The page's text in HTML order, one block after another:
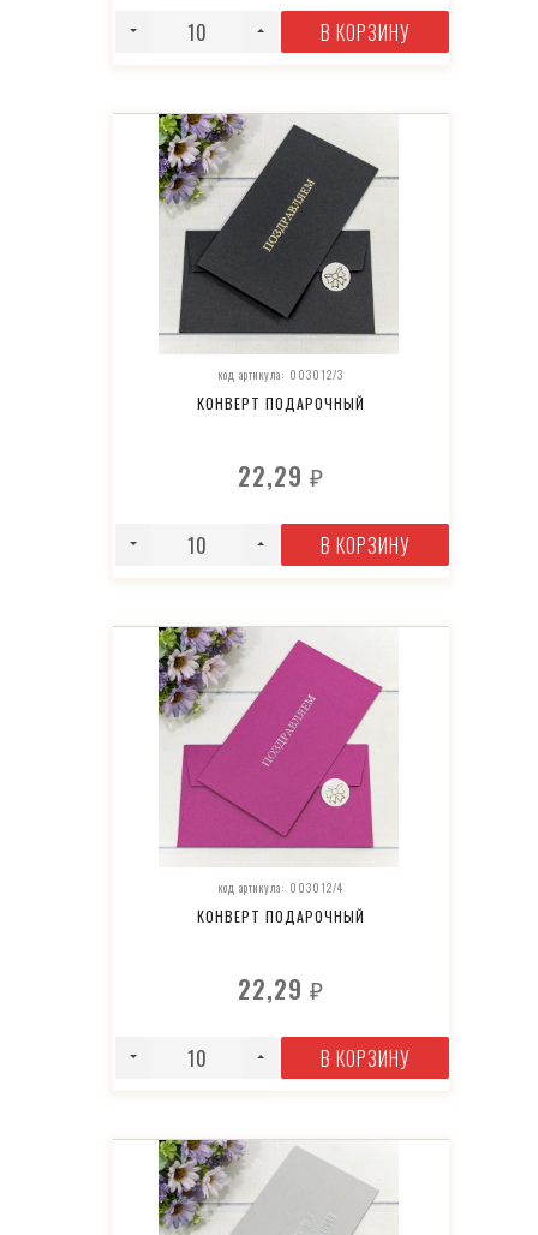
В КОРЗИНУ
код артикула: 003012/3
КОНВЕРТ ПОДАРОЧНЫЙ
22,29₽
В КОРЗИНУ
код артикула: 003012/4
КОНВЕРТ ПОДАРОЧНЫЙ
22,29₽
В КОРЗИНУ